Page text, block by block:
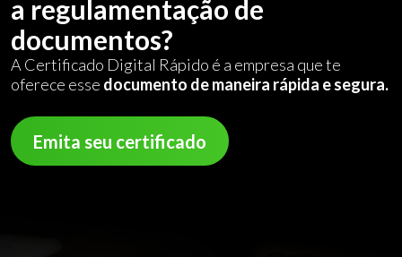
a regulamentação de
documentos?
A Certificado Digital Rápido é a empresa que te
oferece esse documento de maneira rápida e segura.
Emita seu certificado